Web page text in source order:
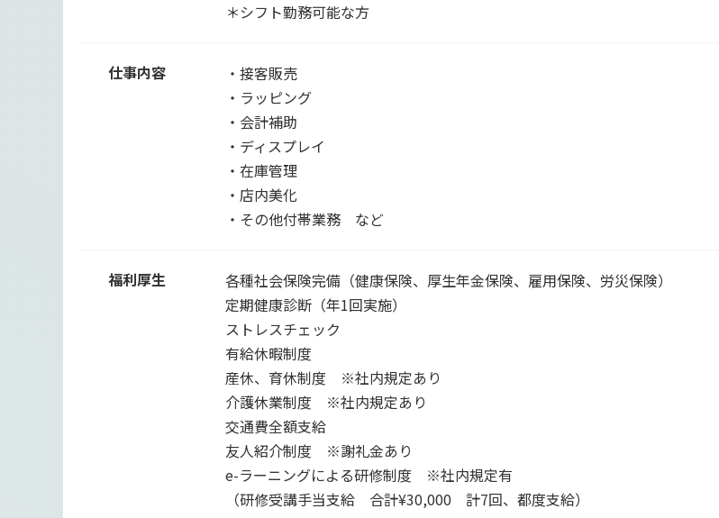
＊シフト勤務可能な方
仕事内容
・接客販売
・ラッピング
・会計補助
・ディスプレイ
・在庫管理
・店内美化
・その他付帯業務 など
福利厚生
各種社会保険完備（健康保険、厚生年金保険、雇用保険、労災保険）
定期健康診断（年1回実施）
ストレスチェック
有給休暇制度
産休、育休制度 ※社内規定あり
介護休業制度 ※社内規定あり
交通費全額支給
友人紹介制度 ※謝礼金あり
e-ラーニングによる研修制度 ※社内規定有
（研修受講手当支給 合計¥30,000 計7回、都度支給）